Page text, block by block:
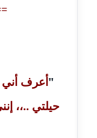
مدونة
موقوف
مدونة
"أعرف أني
حيلتي ..،،